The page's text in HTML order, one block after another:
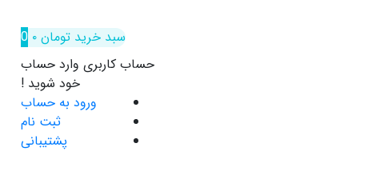
سبد خرید تومان۰
0
حساب کاربری وارد حساب
خود شوید !
ورود به حساب
ثبت نام
پشتیبانی